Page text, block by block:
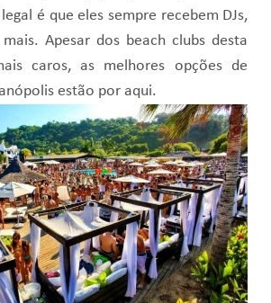
é que eles sempre recebem DJs,
Apesar dos beach clubs desta
caros, as melhores opções de
estão por aqui.